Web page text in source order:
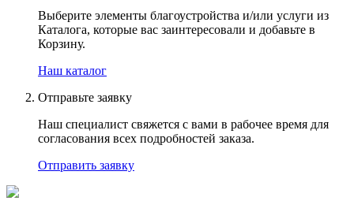
Выберите элементы благоустройства и/или услуги из
Каталога, которые вас заинтересовали и добавьте в
Корзину.
Наш каталог
Отправьте заявку
Наш специалист свяжется с вами в рабочее время для
согласования всех подробностей заказа.
Отправить заявку